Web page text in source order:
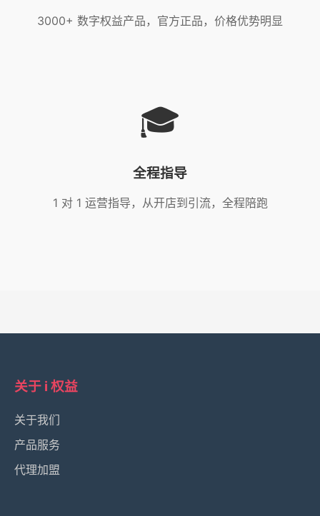
3000+ 数字权益产品，官方正品，价格优势明显
🎓
全程指导
1 对 1 运营指导，从开店到引流，全程陪跑
关于 i 权益
关于我们
产品服务
代理加盟